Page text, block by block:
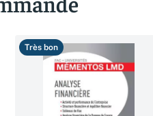
Très bon